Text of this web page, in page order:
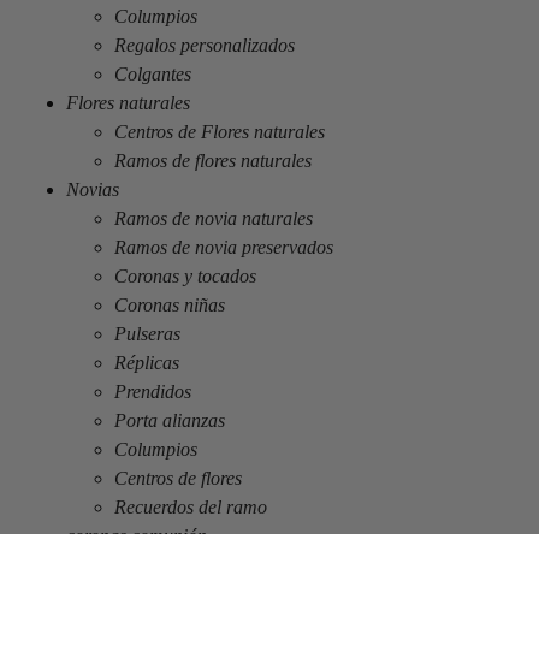
Columpios
Regalos personalizados
Colgantes
Flores naturales
Centros de Flores naturales
Ramos de flores naturales
Novias
Ramos de novia naturales
Ramos de novia preservados
Coronas y tocados
Coronas niñas
Pulseras
Réplicas
Prendidos
Porta alianzas
Columpios
Centros de flores
Recuerdos del ramo
coronas comunión